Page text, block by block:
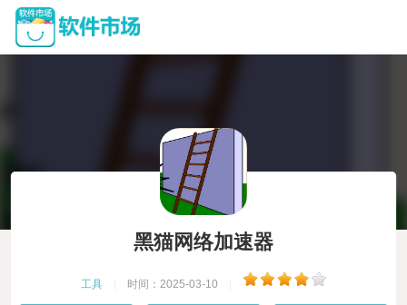
黑猫网络加速器
工具 时间：2025-03-10